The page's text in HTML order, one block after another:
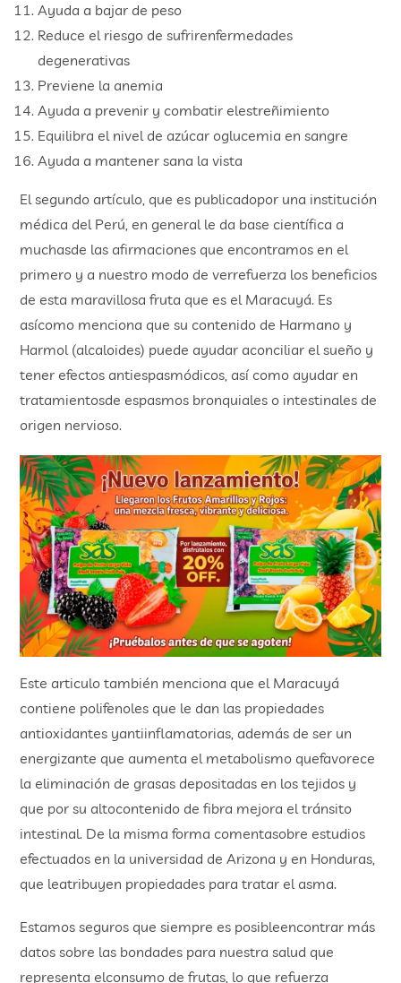
Ayuda a bajar de peso
Reduce el riesgo de sufrirenfermedades
degenerativas
Previene la anemia
Ayuda a prevenir y combatir elestreñimiento
Equilibra el nivel de azúcar oglucemia en sangre
Ayuda a mantener sana la vista
El segundo artículo, que es publicadopor una institución
médica del Perú, en general le da base científica a
muchasde las afirmaciones que encontramos en el
primero y a nuestro modo de verrefuerza los beneficios
de esta maravillosa fruta que es el Maracuyá. Es
asícomo menciona que su contenido de Harmano y
Harmol (alcaloides) puede ayudar aconciliar el sueño y
tener efectos antiespasmódicos, así como ayudar en
tratamientosde espasmos bronquiales o intestinales de
origen nervioso.
Este articulo también menciona que el Maracuyá
contiene polifenoles que le dan las propiedades
antioxidantes yantiinflamatorias, además de ser un
energizante que aumenta el metabolismo quefavorece
la eliminación de grasas depositadas en los tejidos y
que por su altocontenido de fibra mejora el tránsito
intestinal. De la misma forma comentasobre estudios
efectuados en la universidad de Arizona y en Honduras,
que leatribuyen propiedades para tratar el asma.
Estamos seguros que siempre es posibleencontrar más
datos sobre las bondades para nuestra salud que
representa elconsumo de frutas, lo que refuerza